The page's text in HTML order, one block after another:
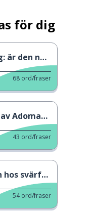
för dig
nödvändig?
68 ord/fraser
Adomania
43 ord/fraser
54 ord/fraser